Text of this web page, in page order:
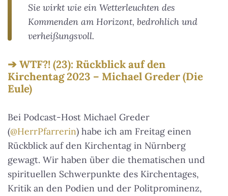
Sie wirkt wie ein Wetterleuchten des
Kommenden am Horizont, bedrohlich und
verheißungsvoll.
WTF?! (23): Rückblick auf den
Kirchentag 2023 – Michael Greder (Die
Eule)
Bei Podcast-Host Michael Greder
(@HerrPfarrerin) habe ich am Freitag einen
Rückblick auf den Kirchentag in Nürnberg
gewagt. Wir haben über die thematischen und
spirituellen Schwerpunkte des Kirchentages,
Kritik an den Podien und der Politprominenz,